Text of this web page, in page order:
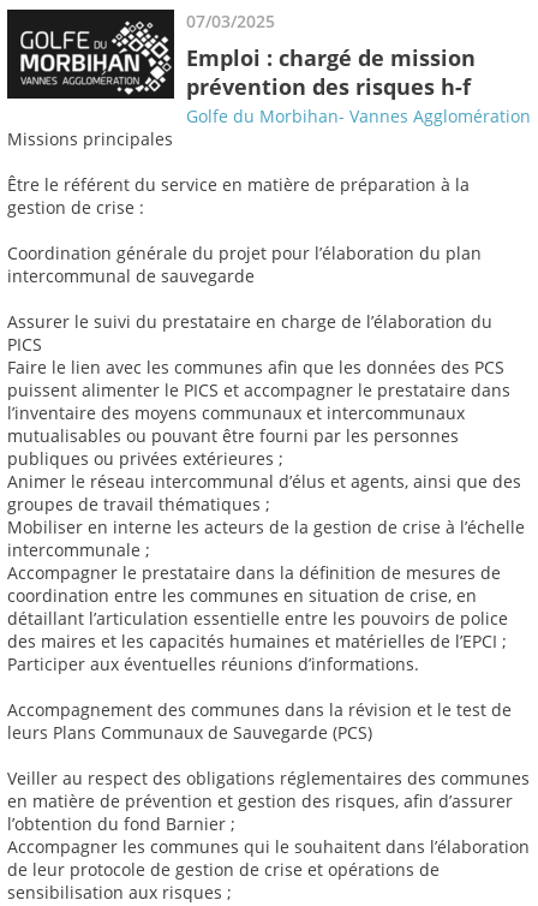
07/03/2025
Emploi : chargé de mission
prévention des risques h-f
Golfe du Morbihan- Vannes Agglomération
Missions principales
Être le référent du service en matière de préparation à la
gestion de crise :
Coordination générale du projet pour l’élaboration du plan
intercommunal de sauvegarde
Assurer le suivi du prestataire en charge de l’élaboration du
PICS
Faire le lien avec les communes afin que les données des PCS
puissent alimenter le PICS et accompagner le prestataire dans
l’inventaire des moyens communaux et intercommunaux
mutualisables ou pouvant être fourni par les personnes
publiques ou privées extérieures ;
Animer le réseau intercommunal d’élus et agents, ainsi que des
groupes de travail thématiques ;
Mobiliser en interne les acteurs de la gestion de crise à l’échelle
intercommunale ;
Accompagner le prestataire dans la définition de mesures de
coordination entre les communes en situation de crise, en
détaillant l’articulation essentielle entre les pouvoirs de police
des maires et les capacités humaines et matérielles de l’EPCI ;
Participer aux éventuelles réunions d’informations.
Accompagnement des communes dans la révision et le test de
leurs Plans Communaux de Sauvegarde (PCS)
Veiller au respect des obligations réglementaires des communes
en matière de prévention et gestion des risques, afin d’assurer
l’obtention du fond Barnier ;
Accompagner les communes qui le souhaitent dans l’élaboration
de leur protocole de gestion de crise et opérations de
sensibilisation aux risques ;